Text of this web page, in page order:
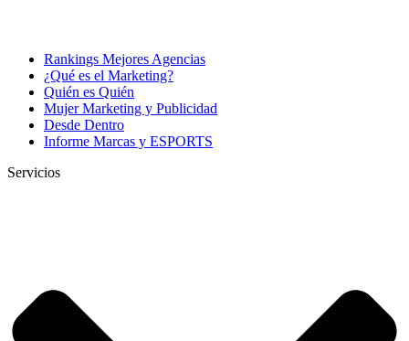
Rankings Mejores Agencias
¿Qué es el Marketing?
Quién es Quién
Mujer Marketing y Publicidad
Desde Dentro
Informe Marcas y ESPORTS
Servicios